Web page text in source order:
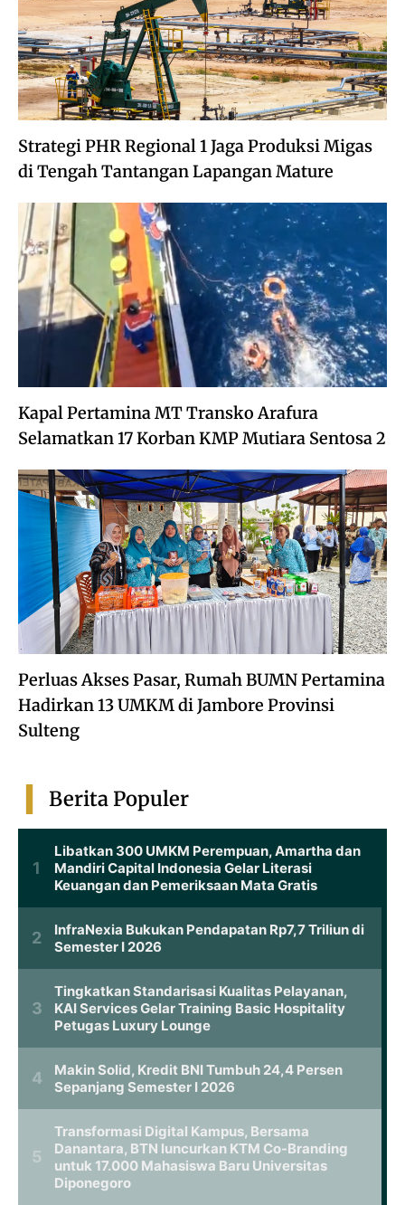
Strategi PHR Regional 1 Jaga Produksi Migas
di Tengah Tantangan Lapangan Mature
Kapal Pertamina MT Transko Arafura
Selamatkan 17 Korban KMP Mutiara Sentosa 2
Perluas Akses Pasar, Rumah BUMN Pertamina
Hadirkan 13 UMKM di Jambore Provinsi
Sulteng
Berita Populer